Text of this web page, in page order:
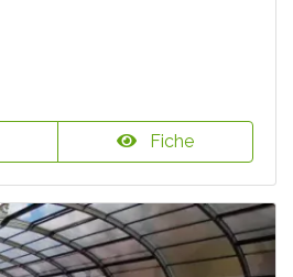
Fiche